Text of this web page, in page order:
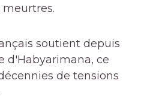
soutient depuis
d'Habyarimana, ce
de tensions